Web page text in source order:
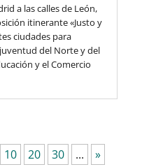
a las calles de León,
itinerante «Justo y
ciudades para
del Norte y del
y el Comercio
10 20 30 ...
»